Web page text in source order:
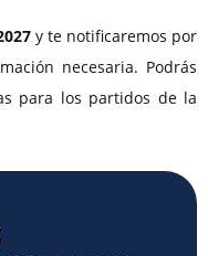
y te notificaremos por
necesaria. Podrás
para los partidos de la